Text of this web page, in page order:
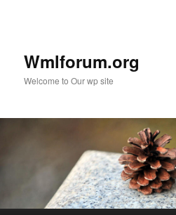
Wmlforum.org
Welcome to Our wp site